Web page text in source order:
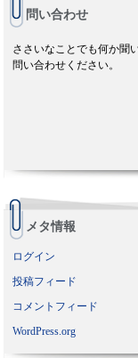
問い合わせ
ささいなことでも何か聞
問い合わせください。
メタ情報
ログイン
投稿フィード
コメントフィード
WordPress.org